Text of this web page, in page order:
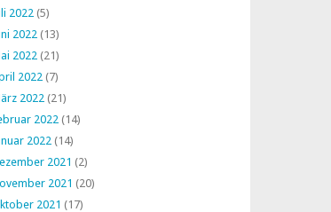
2022 (5)
2022 (13)
2022 (21)
2022 (7)
2022 (21)
2022 (14)
2022 (14)
2021 (2)
2021 (20)
2021 (17)